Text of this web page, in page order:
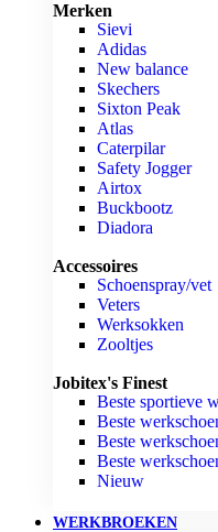
Merken
Sievi
Adidas
New balance
Skechers
Sixton Peak
Atlas
Caterpilar
Safety Jogger
Airtox
Buckbootz
Diadora
Accessoires
Schoenspray/vet
Veters
Werksokken
Zooltjes
Jobitex's Finest
Beste sportieve
Beste
Beste
Beste
Nieuw
WERKBROEKEN